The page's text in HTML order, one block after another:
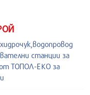
станции за
ТОПОЛ-ЕКО за